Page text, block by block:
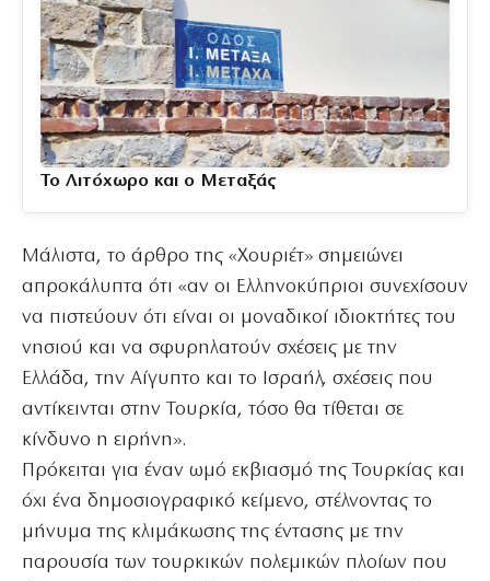
Το Λιτόχωρο και ο Μεταξάς
Μάλιστα, το άρθρο της «Χουριέτ» σημειώνει
απροκάλυπτα ότι «αν οι Ελληνοκύπριοι συνεχίσουν
να πιστεύουν ότι είναι οι μοναδικοί ιδιοκτήτες του
νησιού και να σφυρηλατούν σχέσεις με την
Ελλάδα, την Αίγυπτο και το Ισραήλ, σχέσεις που
αντίκεινται στην Τουρκία, τόσο θα τίθεται σε
κίνδυνο η ειρήνη».
Πρόκειται για έναν ωμό εκβιασμό της Τουρκίας και
όχι ένα δημοσιογραφικό κείμενο, στέλνοντας το
μήνυμα της κλιμάκωσης της έντασης με την
παρουσία των τουρκικών πολεμικών πλοίων που